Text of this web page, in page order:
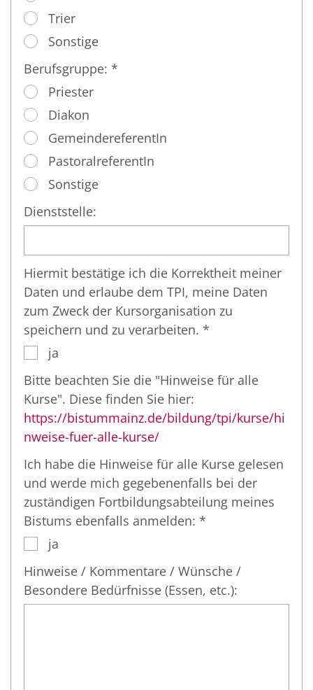
Trier
Sonstige
Berufsgruppe: *
Priester
Diakon
GemeindereferentIn
PastoralreferentIn
Sonstige
Dienststelle:
Hiermit bestätige ich die Korrektheit meiner
Daten und erlaube dem TPI, meine Daten
zum Zweck der Kursorganisation zu
speichern und zu verarbeiten. *
ja
Bitte beachten Sie die "Hinweise für alle
Kurse". Diese finden Sie hier:
https://bistummainz.de/bildung/tpi/kurse/hi
nweise-fuer-alle-kurse/
Ich habe die Hinweise für alle Kurse gelesen
und werde mich gegebenenfalls bei der
zuständigen Fortbildungsabteilung meines
Bistums ebenfalls anmelden: *
ja
Hinweise / Kommentare / Wünsche /
Besondere Bedürfnisse (Essen, etc.):